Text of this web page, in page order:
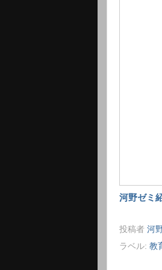
河野ゼミ
投稿者 河
ラベル: 教